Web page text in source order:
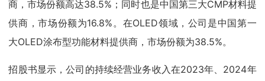
商，市场份额高达38.5%；同时也是中国第三大CMP材料提
供商，市场份额为16.8%。在OLED领域，公司是中国第一
大OLED涂布型功能材料提供商，市场份额为38.5%。
招股书显示，公司的持续经营业务收入在2023年、2024年